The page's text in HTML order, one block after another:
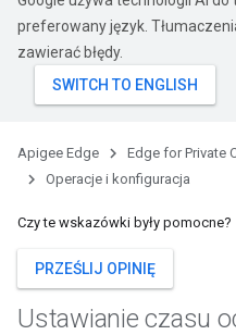
preferowany język.
zawierać błędy.
Apigee Edge Edge for Private
Operacje i konfiguracja
Czy te wskazówki były pomocne?
PRZEŚLIJ OPINIĘ
Ustawianie czasu